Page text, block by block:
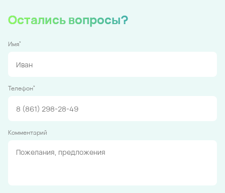
Остались вопросы?
Имя*
Телефон*
Комментарий